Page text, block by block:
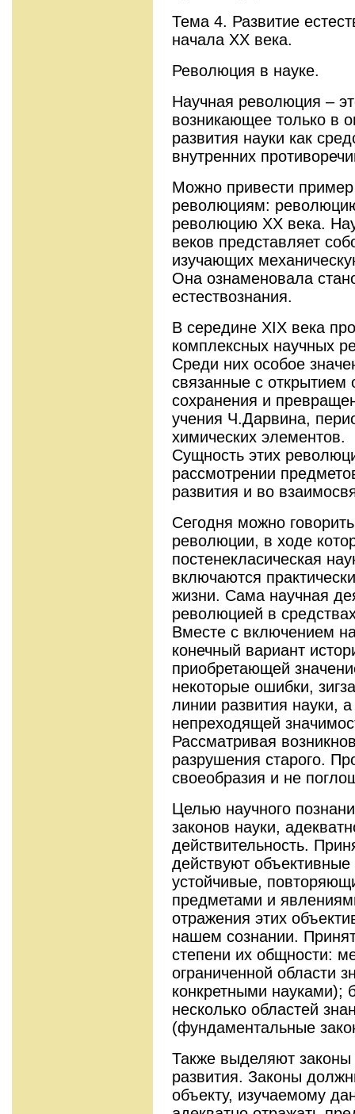
Тема 4. Развитие
начала ХХ века.
Революция в науке.
Научная революция –
возникающее только в
развития науки как
внутренних
Можно привести
революциям:
революцию ХХ века.
веков представляет
изучающих
Она ознаменовала
естествознания.
В середине ХIХ века
комплексных научных
Среди них особое
связанные с открытием
сохранения и
учения Ч.Дарвина,
химических элементов.
Сущность этих
рассмотрении
развития и во
Сегодня можно
революции, в ходе
постенекласическая
включаются
жизни. Сама научная
революцией в
Вместе с включением
конечный вариант
приобретающей
некоторые ошибки,
линии развития науки,
непреходящей
Рассматривая
разрушения старого.
своеобразия и не
Целью научного
законов науки,
действительность.
действуют
устойчивые,
предметами и
отражения этих
нашем сознании.
степени их общности:
ограниченной области
конкретными науками);
несколько областей
(фундаментальные
Также выделяют
развития. Законы
объекту, изучаемому